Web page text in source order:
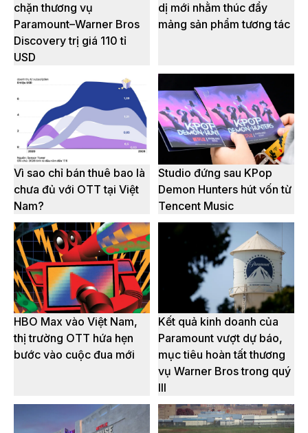
chặn thương vụ
Paramount–Warner Bros
Discovery trị giá 110 tỉ
USD
dị mới nhằm thúc đẩy
mảng sản phẩm tương tác
Vì sao chỉ bán thuê bao là
chưa đủ với OTT tại Việt
Nam?
Studio đứng sau KPop
Demon Hunters hút vốn từ
Tencent Music
HBO Max vào Việt Nam,
thị trường OTT hứa hẹn
bước vào cuộc đua mới
Kết quả kinh doanh của
Paramount vượt dự báo,
mục tiêu hoàn tất thương
vụ Warner Bros trong quý
III